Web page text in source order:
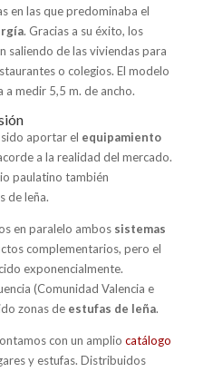
en las que predominaba el
. Gracias a su éxito, los
saliendo de las viviendas para
o colegios. El modelo
medir 5,5 m. de ancho.
aportar el equipamiento
a la realidad del mercado.
paulatino también
de leña.
en paralelo ambos sistemas
complementarios, pero el
exponencialmente.
(Comunidad Valencia e
zonas de estufas de leña.
con un amplio catálogo
y estufas. Distribuidos